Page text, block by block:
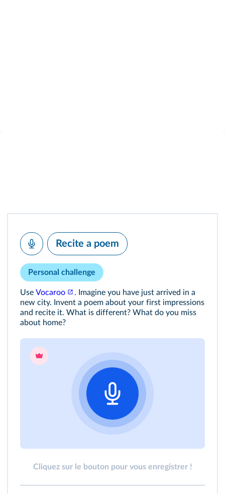
Recite a poem
Personal challenge
Use Vocaroo
. Imagine you have just arrived in a
new city. Invent a poem about your first impressions
and recite it. What is different? What do you miss
about home?
Cliquez sur le bouton pour vous enregistrer !